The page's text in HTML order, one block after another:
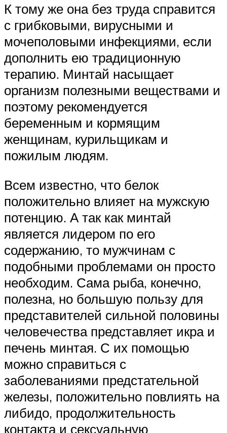
К тому же она без труда справится
с грибковыми, вирусными и
мочеполовыми инфекциями, если
дополнить ею традиционную
терапию. Минтай насыщает
организм полезными веществами и
поэтому рекомендуется
беременным и кормящим
женщинам, курильщикам и
пожилым людям.
Всем известно, что белок
положительно влияет на мужскую
потенцию. А так как минтай
является лидером по его
содержанию, то мужчинам с
подобными проблемами он просто
необходим. Сама рыба, конечно,
полезна, но большую пользу для
представителей сильной половины
человечества представляет икра и
печень минтая. С их помощью
можно справиться с
заболеваниями предстательной
железы, положительно повлиять на
либидо, продолжительность
контакта и сексуальную